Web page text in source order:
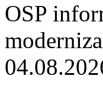
OSP